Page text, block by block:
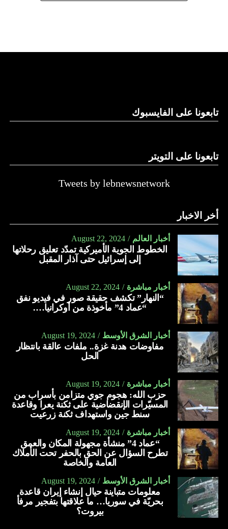
النهار
تابعونا على الفايسبوك
تابعونا على التويتر
Tweets by lebnewsnetwork
أخر الاخبار
أخبار العالم August 22, 2024
الخطوط الجوية الأميركية تمدّد تعليق رحلاتها
إلى إسرائيل حتى آذار المقبل
أخبار مباشرة August 22, 2024
“النهار” تكشف حقيقة صور في فيديو نفق
“عماد 4” مأخوذة من أوكرانيا….
أخبار الشرق الأوسط August 19, 2024
مفاوضات هدنة غزة.. ملفات عالقة بانتظار
الحل
أخبار مباشرة August 19, 2024
حزب الله: هجوم جوي متزامن بأسراب من
المسيّرات الإنقضاضية على ثكنة يعرا وقاعدة
سنط جين واستهداف ثكنة زرعيت
أخبار مباشرة August 19, 2024
“عماد 4” منشأة مجهولة المكان والعمق
تطرح السؤال عن الحق بالحفر تحت الأملاك
العامة والخاصة
أخبار الشرق الأوسط August 19, 2024
معلومات متباينة حيال إنشاء إيران قاعدة
بحريّة في سوريا… ما علاقتها بتفجير مرفأ
بيروت؟